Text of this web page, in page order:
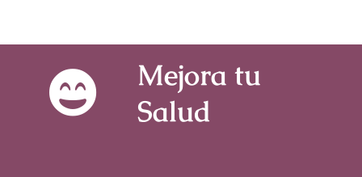
Mejora tu
Salud